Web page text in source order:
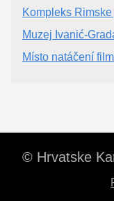
Kompleks
Muzej Ivanić-
Místo natáčení
© Hrvatske